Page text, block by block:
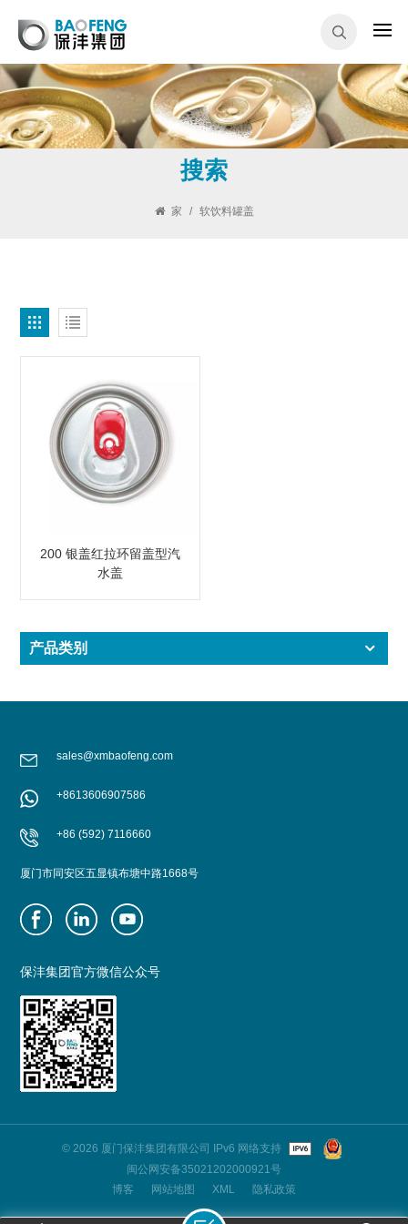
搜索
家 / 软饮料罐盖
200 银盖红拉环留盖型汽
水盖
产品类别
sales@xmbaofeng.com
+8613606907586
+86 (592) 7116660
厦门市同安区五显镇布塘中路1668号
保沣集团官方微信公众号
© 2026 厦门保沣集团有限公司 IPv6 网络支持
闽公网安备35021202000921号
博客
网站地图 XML 隐私政策